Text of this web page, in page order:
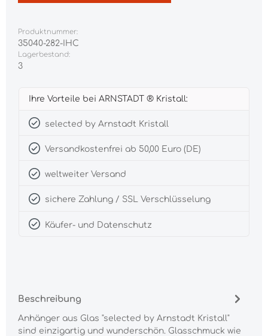
Produktnummer:
35040-282-IHC
Lagerbestand:
3
Ihre Vorteile bei ARNSTADT ® Kristall:
selected by Arnstadt Kristall
Versandkostenfrei ab 50,00 Euro (DE)
weltweiter Versand
sichere Zahlung / SSL Verschlüsselung
Käufer- und Datenschutz
Beschreibung
Anhänger aus Glas "selected by Arnstadt Kristall"
sind einzigartig und wunderschön. Glasschmuck wie